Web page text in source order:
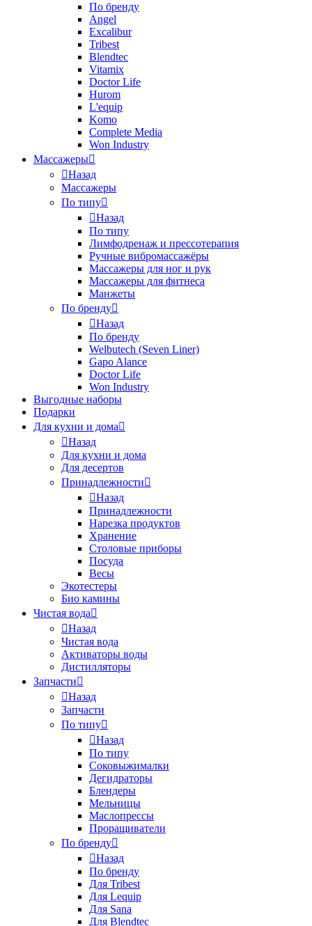
По бренду
Angel
Excalibur
Tribest
Blendtec
Vitamix
Doctor Life
Hurom
L'equip
Komo
Complete Media
Won Industry
Массажеры
Назад
Массажеры
По типу
Назад
По типу
Лимфодренаж и прессотерапия
Ручные вибромассажёры
Массажеры для ног и рук
Массажеры для фитнеса
Манжеты
По бренду
Назад
По бренду
Welbutech (Seven Liner)
Gapo Alance
Doctor Life
Won Industry
Выгодные наборы
Подарки
Для кухни и дома
Назад
Для кухни и дома
Для десертов
Принадлежности
Назад
Принадлежности
Нарезка продуктов
Хранение
Столовые приборы
Посуда
Весы
Экотестеры
Био камины
Чистая вода
Назад
Чистая вода
Активаторы воды
Дистилляторы
Запчасти
Назад
Запчасти
По типу
Назад
По типу
Соковыжималки
Дегидраторы
Блендеры
Мельницы
Маслопрессы
Проращиватели
По бренду
Назад
По бренду
Для Tribest
Для Lequip
Для Sana
Для Blendtec